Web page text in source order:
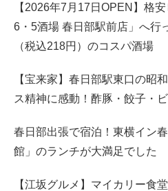
【2026年7月17日OPEN】格
6・5酒場 春日部駅前店」へ行
（税込218円）のコスパ酒場
【宝来家】春日部駅東口の昭
ス精神に感動！酢豚・餃子・
春日部出張で宿泊！東横イン
館」のランチが大満足でした
【江坂グルメ】マイカリー食